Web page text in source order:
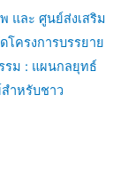
และ ศูนย์ส่งเสริม
โครงการบรรยาย
รม : แผนกลยุทธ์
ำหรับชาว